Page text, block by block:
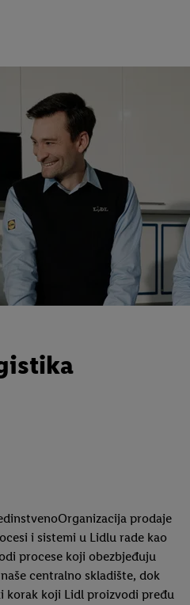
prodaje
i sistemi u Lidlu rade kao
procese koji obezbjeđuju
centralno skladište, dok
korak koji Lidl proizvodi pređu